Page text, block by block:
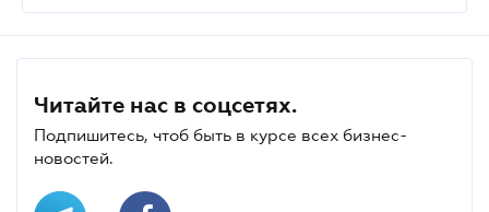
Читайте нас в соцсетях.
Подпишитесь, чтоб быть в курсе всех бизнес-
новостей.